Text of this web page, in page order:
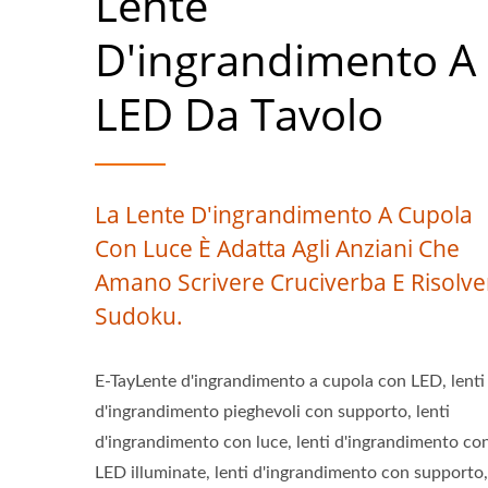
D'ingrandimento A
LED Da Tavolo
La Lente D'ingrandimento A Cupola
Con Luce È Adatta Agli Anziani Che
Amano Scrivere Cruciverba E
Sudoku.
E-TayLente d'ingrandimento a cupola con LED, lenti
d'ingrandimento pieghevoli con supporto, lenti
d'ingrandimento con luce, lenti d'ingrandimento
LED illuminate, lenti d'ingrandimento con supporto,